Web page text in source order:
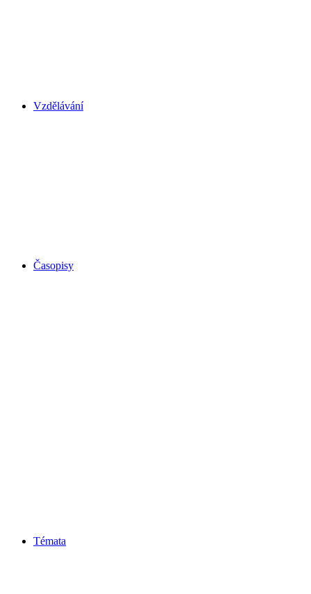
Vzdělávání
Časopisy
Témata